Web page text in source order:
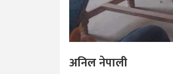
अनिल नेपाली